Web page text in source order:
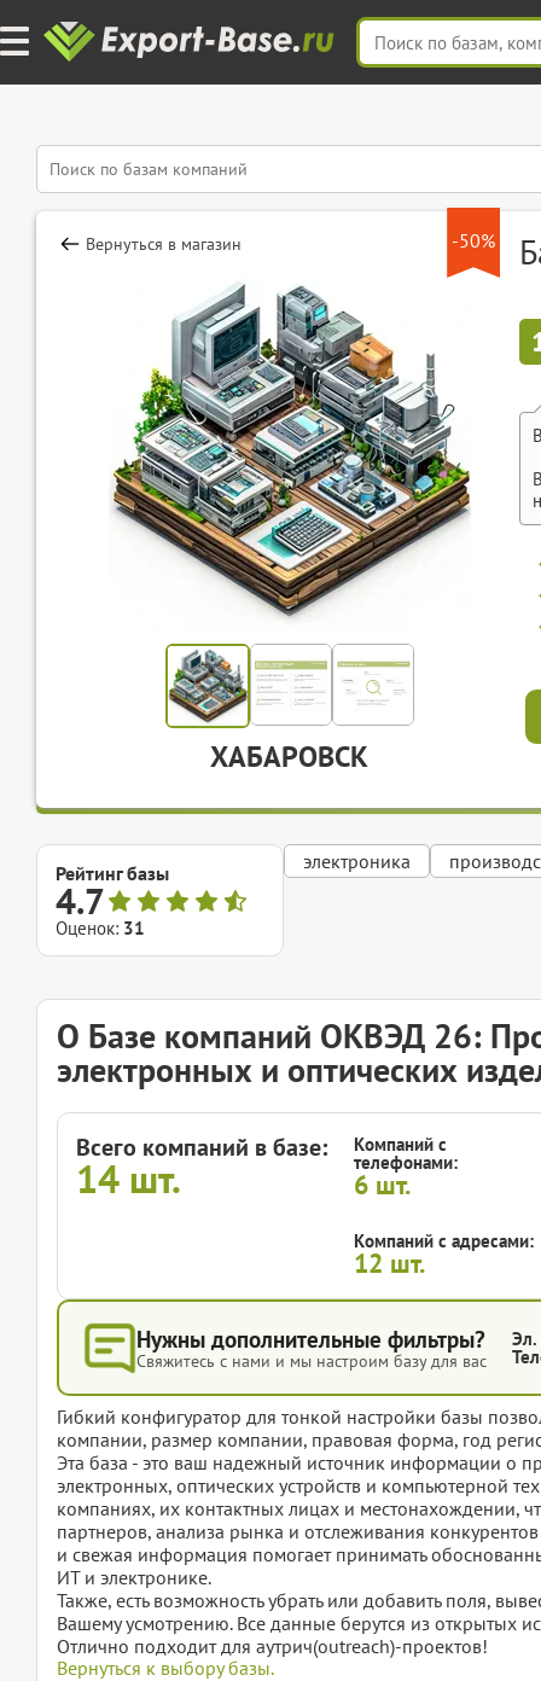
-50%
Вернуться в магазин
ХАБАРОВСК
Рейтинг базы
4.7
Оценок: 31
электроника
О Базе компаний ОКВЭД 26:
электронных и оптических
Всего компаний в базе:
14 шт.
Компаний с
телефонами:
6 шт.
Компаний с адресами:
12 шт.
Нужны дополнительные фильтры?
Свяжитесь с нами и мы настроим базу для вас
Эл.
Гибкий конфигуратор для тонкой настройки базы
компании, размер компании, правовая форма, год
Эта база - это ваш надежный источник информации о
электронных, оптических устройств и компьютерной
компаниях, их контактных лицах и местонахождении,
партнеров, анализа рынка и отслеживания
и свежая информация помогает принимать
ИТ и электронике.
Также, есть возможность убрать или добавить поля,
Вашему усмотрению. Все данные берутся из открытых
Отлично подходит для аутрич(outreach)-проектов!
Вернуться к выбору базы.